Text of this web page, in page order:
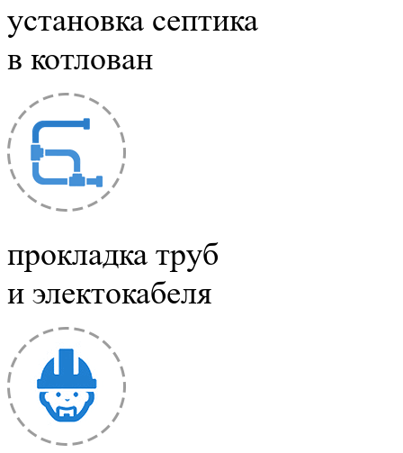
установка септика
в котлован
прокладка труб
и электокабеля